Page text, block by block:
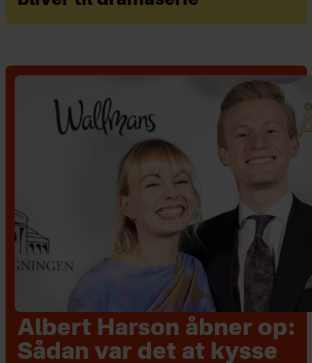
Albert Harson åbner op:
Sådan var det at kysse